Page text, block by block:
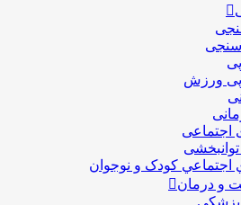
سنجی
ورزش
اجتماعی
اجتماعي کودک و نوجوان
و درمان